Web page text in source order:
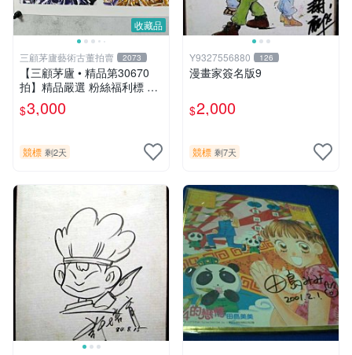
收藏品
三顧茅廬藝術古董拍賣 2073
【三顧茅廬 • 精品第30670
拍】精品嚴選 粉絲福利標 日
本動漫大師 車田正美簽名照
片《聖鬥士星矢》！ 特惠起
$3,000
競標 剩2天
Y9327556880 126
漫畫家簽名版9
$2,000
競標 剩7天